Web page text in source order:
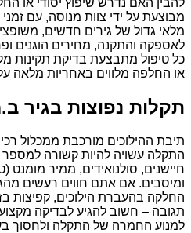
מבוצעת על ידי צוות מנוסה, עם
מלאי גדול של גירים חדשים,
לאספקה והתקנה, מחירים הוגנים
כל טיפול מתבצעת בדיקת תקינות
או החלפה מלווים באחריות מלאה
תקלות נפוצות בגיר
תיבת ההילוכים מורכבת ממכלול
התקלה עשויה להיות קשורה למספר
חיישנים, סולנואידים, ממיר מומנט
ומיסבים. אם אתם חווים רעשים
החלקה בהעברת הילוכים, קפיצות
תגובה – חשוב להגיע לבדיקה
למנוע החמרה של התקלה ולחסוך